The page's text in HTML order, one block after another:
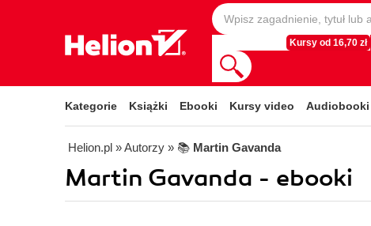
Kursy od 16,70 zł
Kategorie Książki Ebooki Kursy video Audiobooki
Helion.pl » Autorzy » 📚 Martin Gavanda
Martin Gavanda - ebooki